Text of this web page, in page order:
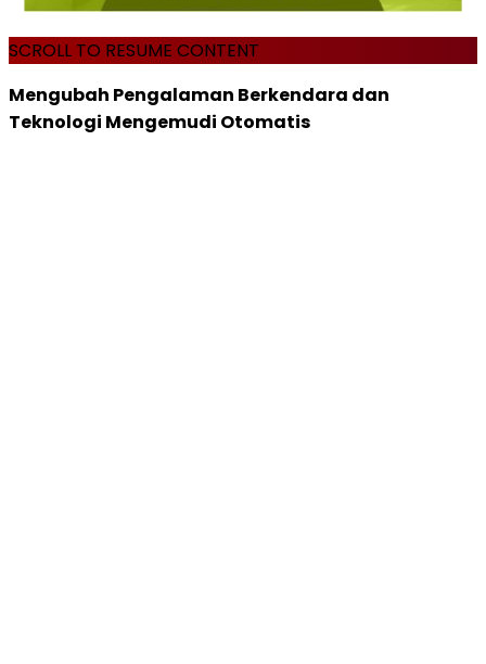
SCROLL TO RESUME CONTENT
Mengubah Pengalaman Berkendara dan
Teknologi Mengemudi Otomatis